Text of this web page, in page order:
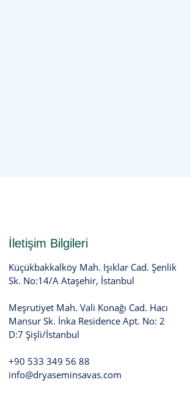
İletişim Bilgileri
Küçükbakkalköy Mah. Işıklar Cad. Şenlik
Sk. No:14/A Ataşehir, İstanbul
Meşrutiyet Mah. Vali Konağı Cad. Hacı
Mansur Sk. İnka Residence Apt. No: 2
D:7 Şişli/İstanbul
+90 533 349 56 88
info@dryaseminsavas.com